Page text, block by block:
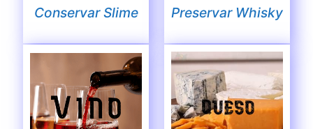
Conservar Slime Preservar Whisky